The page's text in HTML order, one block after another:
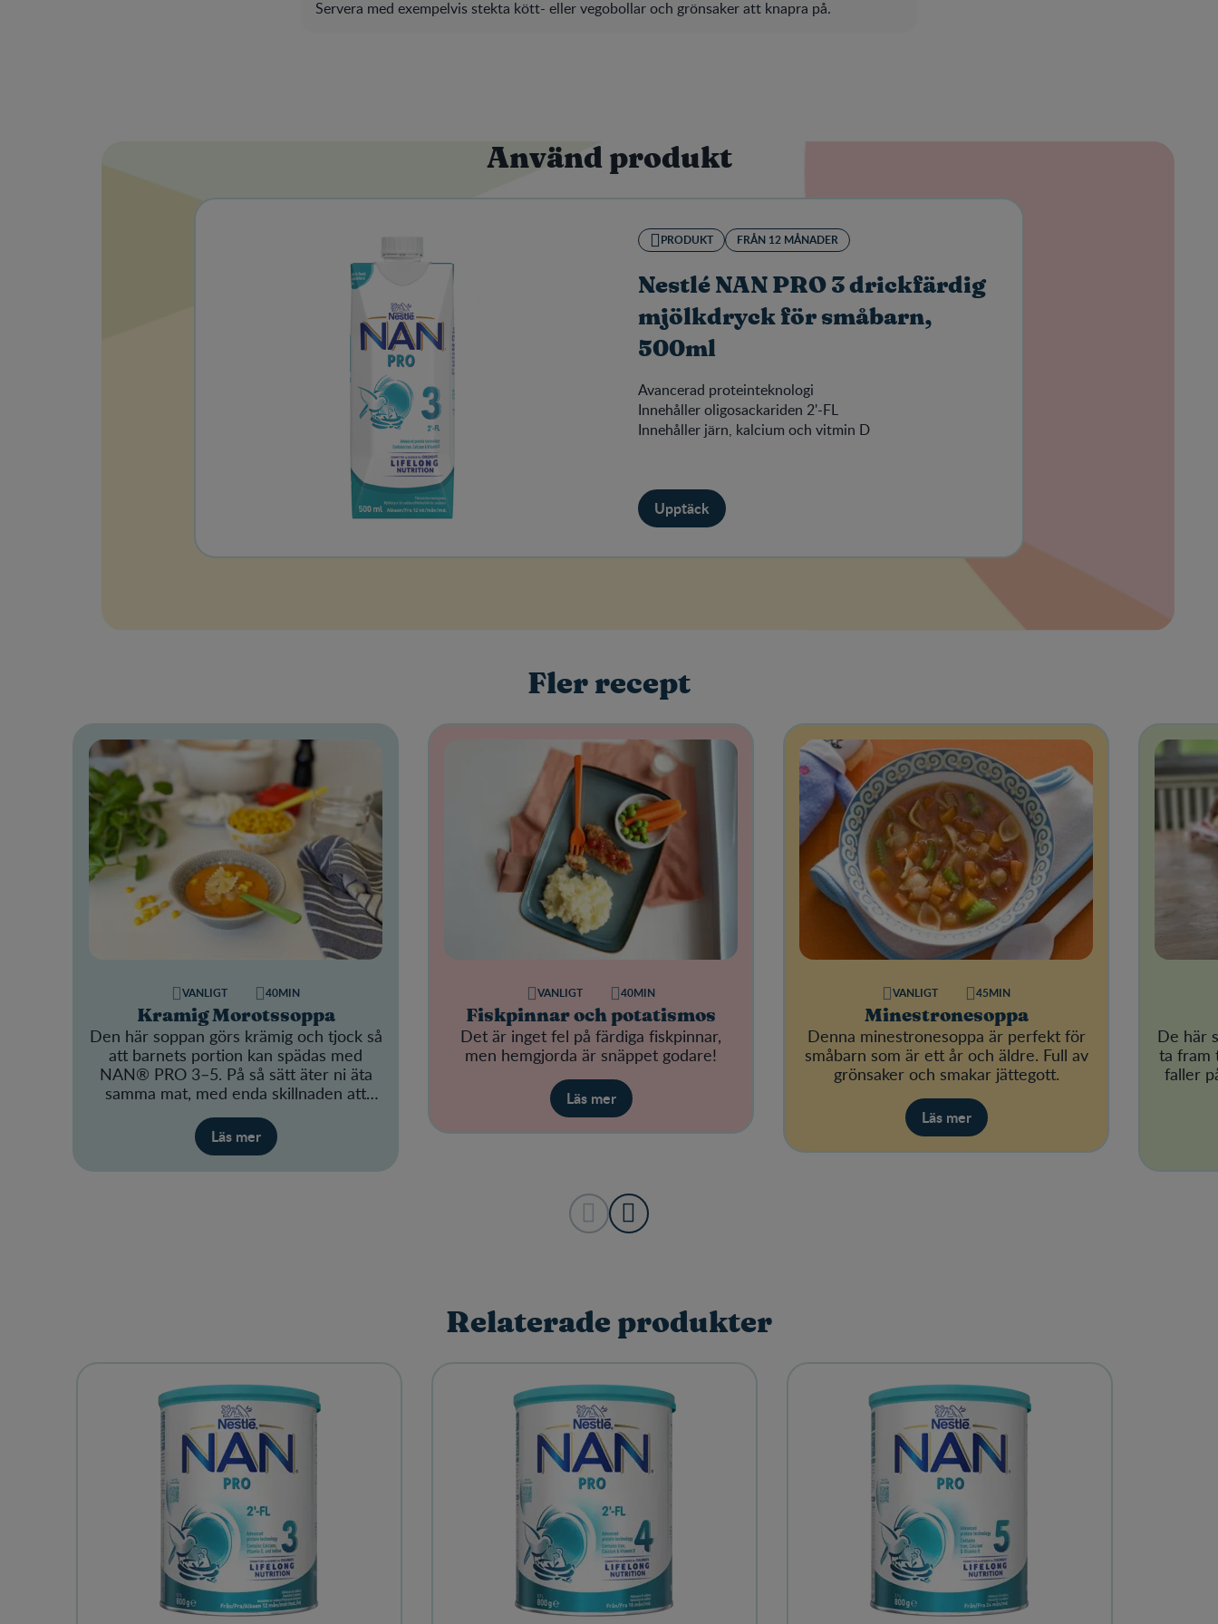
Servera med exempelvis stekta kött- eller vegobollar och grönsaker att knapra på.
Använd produkt
PRODUKT FRÅN 12 MÅNADER
Nestlé NAN PRO 3 drickfärdig
mjölkdryck för småbarn,
500ml
Avancerad proteinteknologi
Innehåller oligosackariden 2'-FL
Innehåller järn, kalcium och vitmin D
Upptäck
Fler recept
Kramig Morotssoppa
Den här soppan görs krämig och tjock så
att barnets portion kan spädas med
NAN® PRO 3–5. På så sätt äter ni äta
samma mat, med enda skillnaden att
barnets portion blir mer näringsrik.
VANLIGT 40MIN
Läs mer
Fiskpinnar och potatismos
Det är inget fel på färdiga fiskpinnar,
men hemgjorda är snäppet godare!
VANLIGT 40MIN
Läs mer
Minestronesoppa
Denna minestronesoppa är perfekt för
småbarn som är ett år och äldre. Full av
grönsaker och smakar jättegott.
VANLIGT 45MIN
Läs mer
De här
ta fram
faller
Relaterade produkter